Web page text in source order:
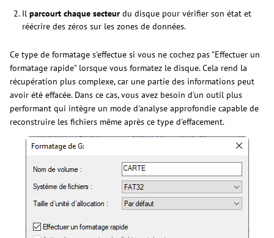
Il parcourt chaque secteur du disque pour vérifier son état et
réécrire des zéros sur les zones de données.
Ce type de formatage s'effectue si vous ne cochez pas "Effectuer un
formatage rapide" lorsque vous formatez le disque. Cela rend la
récupération plus complexe, car une partie des informations peut
avoir été effacée. Dans ce cas, vous avez besoin d'un outil plus
performant qui intègre un mode d'analyse approfondie capable de
reconstruire les fichiers même après ce type d'effacement.